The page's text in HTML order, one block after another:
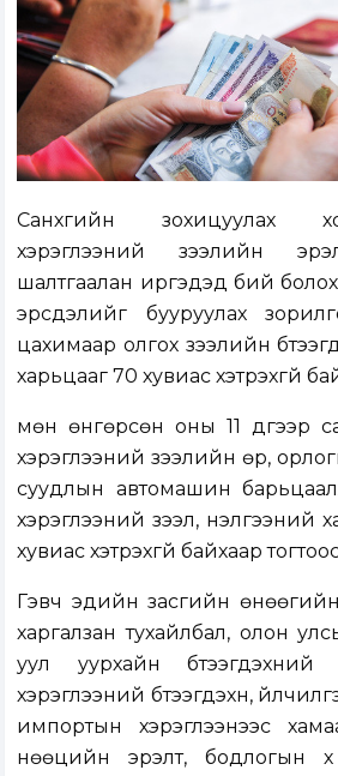
Санхүүгийн зохицуулах
хэрэглээний зээлийн
шалтгаалан иргэдэд бий
эрсдэлийг бууруулах
цахимаар олгох зээлийн
харьцааг 70 хувиас хэтрэхгүй
мөн өнгөрсөн оны 11 дүгээр
хэрэглээний зээлийн өр,
суудлын автомашин
хэрэглээний зээл, үнэлгээний
хувиас хэтрэхгүй байхаар
Гэвч эдийн засгийн
харгалзан тухайлбал, олон
уул уурхайн
хэрэглээний бүтээгдэхүүн,
импортын хэрэглээнээс
нөөцийн эрэлт, бодлогын